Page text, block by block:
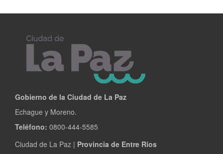
Gobierno de la Ciudad de La Paz
Echague y Moreno.
Teléfono: 0800-444-5585
Ciudad de La Paz | Provincia de Entre Ríos